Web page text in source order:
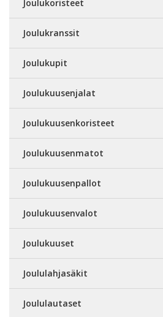
Joulukoristeet
Joulukranssit
Joulukupit
Joulukuusenjalat
Joulukuusenkoristeet
Joulukuusenmatot
Joulukuusenpallot
Joulukuusenvalot
Joulukuuset
Joululahjasäkit
Joululautaset